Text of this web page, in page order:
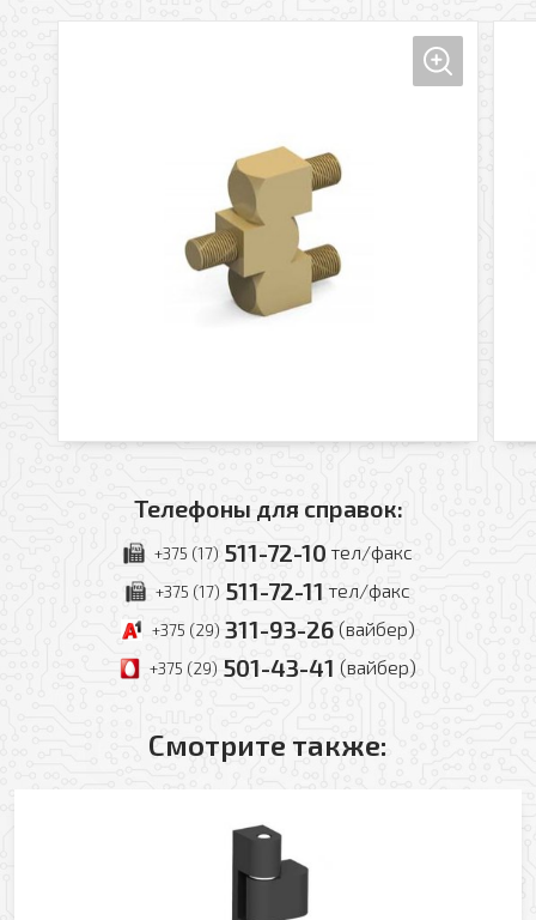
Телефоны для справок:
+375 (17) 511-72-10 тел/факс
+375 (17) 511-72-11 тел/факс
+375 (29) 311-93-26 (вайбер)
+375 (29) 501-43-41 (вайбер)
Смотрите также:
Заказать обратный звонок